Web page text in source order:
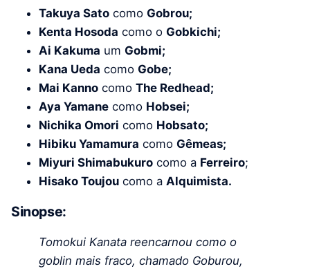
Takuya Sato como Gobrou;
Kenta Hosoda como o Gobkichi;
Ai Kakuma um Gobmi;
Kana Ueda como Gobe;
Mai Kanno como The Redhead;
Aya Yamane como Hobsei;
Nichika Omori como Hobsato;
Hibiku Yamamura como Gêmeas;
Miyuri Shimabukuro como a Ferreiro;
Hisako Toujou como a Alquimista.
Sinopse:
Tomokui Kanata reencarnou como o
goblin mais fraco, chamado Goburou,